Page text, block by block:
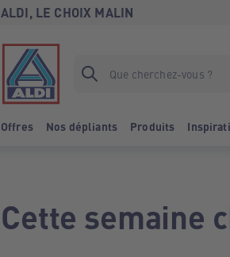
ALDI, LE CHOIX MALIN
Offres Nos dépliants Produits
Cette semaine